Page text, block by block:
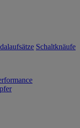
Schaltknäufe